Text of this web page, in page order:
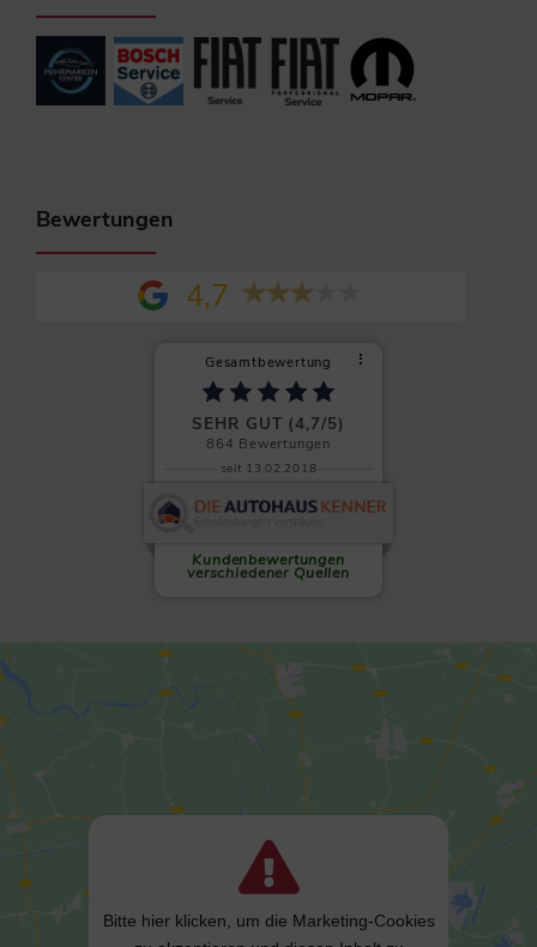
Bewertungen
4,7
Gesamtbewertung ⠇
SEHR GUT (4,7/5)
864 Bewertungen
seit 13.02.2018
Kundenbewertungen
verschiedener Quellen
Clemens L.
Auf allen Ebenen absolut zu
Bitte hier klicken, um die Marketing-Cookies